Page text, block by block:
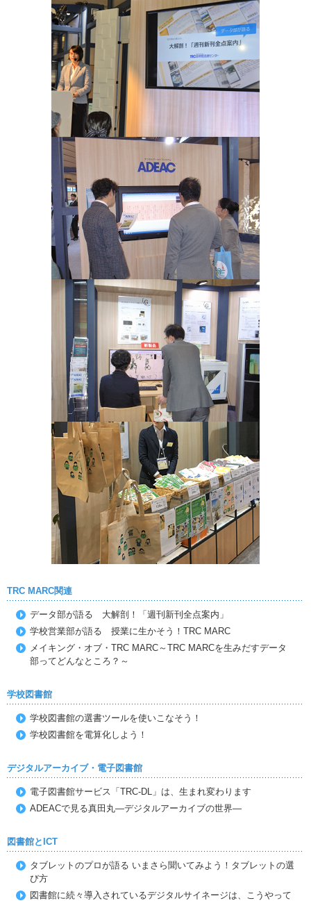
TRC MARC関連
データ部が語る 大解剖！「週刊新刊全点案内」
学校営業部が語る 授業に生かそう！TRC MARC
メイキング・オブ・TRC MARC～TRC MARCを生みだすデータ
部ってどんなところ？～
学校図書館
学校図書館の選書ツールを使いこなそう！
学校図書館を電算化しよう！
デジタルアーカイブ・電子図書館
電子図書館サービス「TRC-DL」は、生まれ変わります
ADEACで見る真田丸―デジタルアーカイブの世界―
図書館とICT
タブレットのプロが語る いまさら聞いてみよう！タブレットの選
び方
図書館に続々導入されているデジタルサイネージは、こうやって